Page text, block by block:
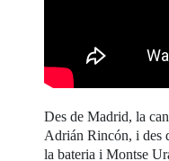
Des de Madrid, la
Adrián Rincón, i des
la bateria i Montse